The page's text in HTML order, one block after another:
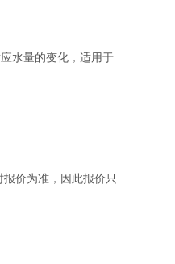
水量的变化，适用于
价为准，因此报价只